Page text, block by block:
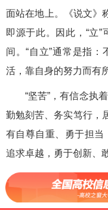
面站在地上。《说文》
即源于此。因此，“立
间。“自立”通常是指
活，靠自身的努力而有
“坚苦”，有信念执
勤勉刻苦、务实笃行，
有自尊自重、勇于担当
追求卓越，勇于创新、